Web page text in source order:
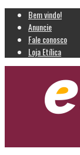
Bem vindo!
Anuncie
Fale conosco
Loja Etílica